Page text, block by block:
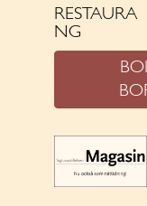
RESTAURA
NG